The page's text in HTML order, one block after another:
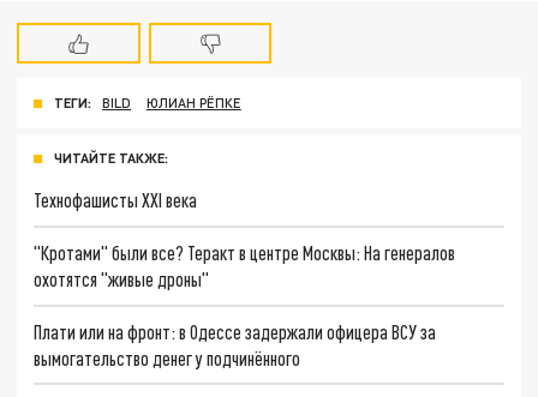
ТЕГИ: BILD ЮЛИАН РЁПКЕ
ЧИТАЙТЕ ТАКЖЕ:
Технофашисты XXI века
"Кротами" были все? Теракт в центре Москвы: На генералов
охотятся "живые дроны"
Плати или на фронт: в Одессе задержали офицера ВСУ за
вымогательство денег у подчинённого